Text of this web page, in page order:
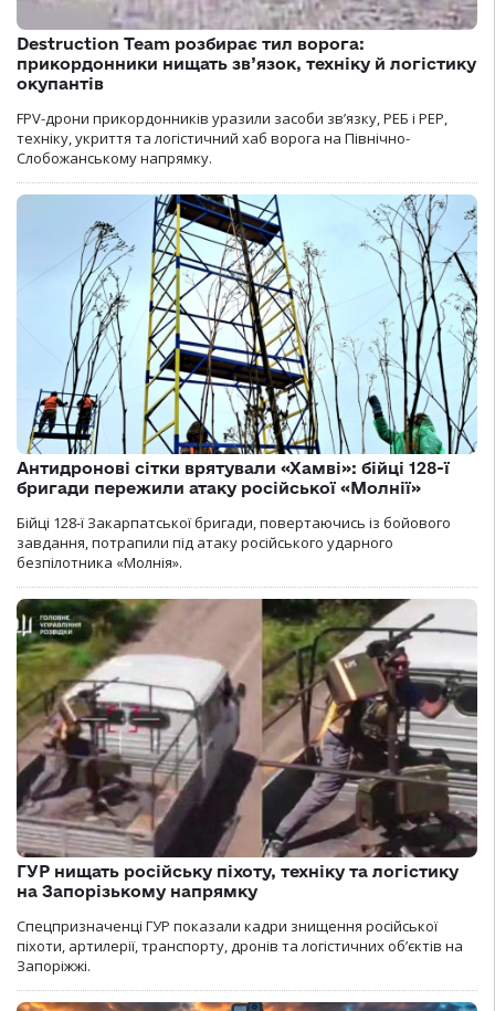
Destruction Team розбирає тил ворога:
прикордонники нищать зв’язок, техніку й логістику
окупантів
FPV-дрони прикордонників уразили засоби зв’язку, РЕБ і РЕР,
техніку, укриття та логістичний хаб ворога на Північно-
Слобожанському напрямку.
Антидронові сітки врятували «Хамві»: бійці 128-ї
бригади пережили атаку російської «Молнії»
Бійці 128-ї Закарпатської бригади, повертаючись із бойового
завдання, потрапили під атаку російського ударного
безпілотника «Молнія».
ГУР нищать російську піхоту, техніку та логістику
на Запорізькому напрямку
Спецпризначенці ГУР показали кадри знищення російської
піхоти, артилерії, транспорту, дронів та логістичних об’єктів на
Запоріжжі.